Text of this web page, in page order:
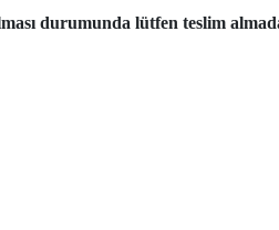
durumunda lütfen teslim